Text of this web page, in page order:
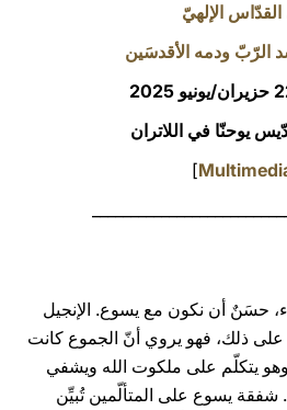
中文
LATINE
الإلهيّ
الرّبّ ودمه الأقدسَين
يوحنّا في اللاتران
]
حسَنٌ أن نكون مع يسوع. الإنجيل
ذلك، فهو يروي أنّ الجموع كانت
يتكلّم على ملكوت الله ويشفي
(راجع لوقا 9، 11). شفقة يسوع على المتألّمين تُبيِّن